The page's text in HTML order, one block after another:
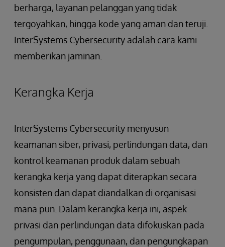
berharga, layanan pelanggan yang tidak
tergoyahkan, hingga kode yang aman dan teruji.
InterSystems Cybersecurity adalah cara kami
memberikan jaminan.
Kerangka Kerja
InterSystems Cybersecurity menyusun
keamanan siber, privasi, perlindungan data, dan
kontrol keamanan produk dalam sebuah
kerangka kerja yang dapat diterapkan secara
konsisten dan dapat diandalkan di organisasi
mana pun. Dalam kerangka kerja ini, aspek
privasi dan perlindungan data difokuskan pada
pengumpulan, penggunaan, dan pengungkapan